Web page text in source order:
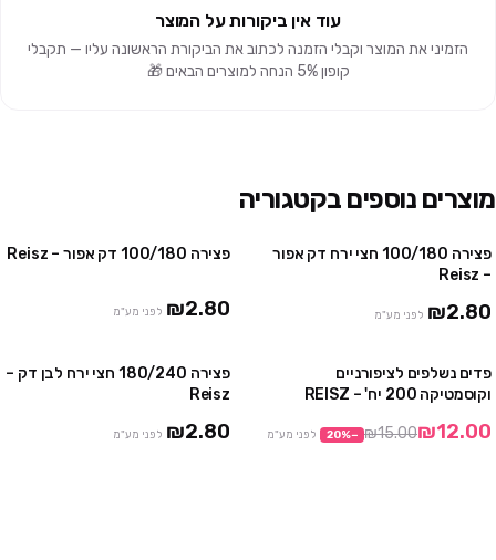
עוד אין ביקורות על המוצר
הזמיני את המוצר וקבלי הזמנה לכתוב את הביקורת הראשונה עליו — תקבלי
קופון 5% הנחה למוצרים הבאים 🎁
מוצרים נוספים בקטגוריה
פצירה 100/180 חצי ירח דק אפור
– Reisz
₪2.80 לפני מע"מ
פצירה 100/180 דק אפור – Reisz
₪2.80 לפני מע"מ
מבצע
פדים נשלפים לציפורניים
וקוסמטיקה 200 יח' – REISZ
₪12.00
₪15.00
−
20% לפני מע"מ
פצירה 180/240 חצי ירח לבן דק –
Reisz
₪2.80 לפני מע"מ